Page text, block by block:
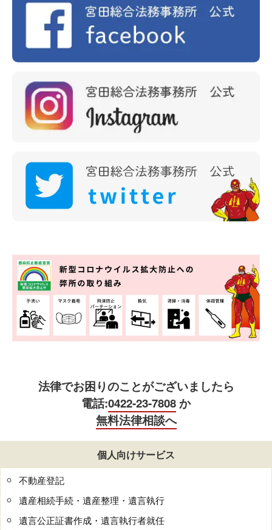
法律でお困りのことがございましたら
電話:0422-23-7808か
無料法律相談へ
個人向けサービス
不動産登記
遺産相続手続・遺産整理・遺言執行
遺言公正証書作成・遺言執行者就任